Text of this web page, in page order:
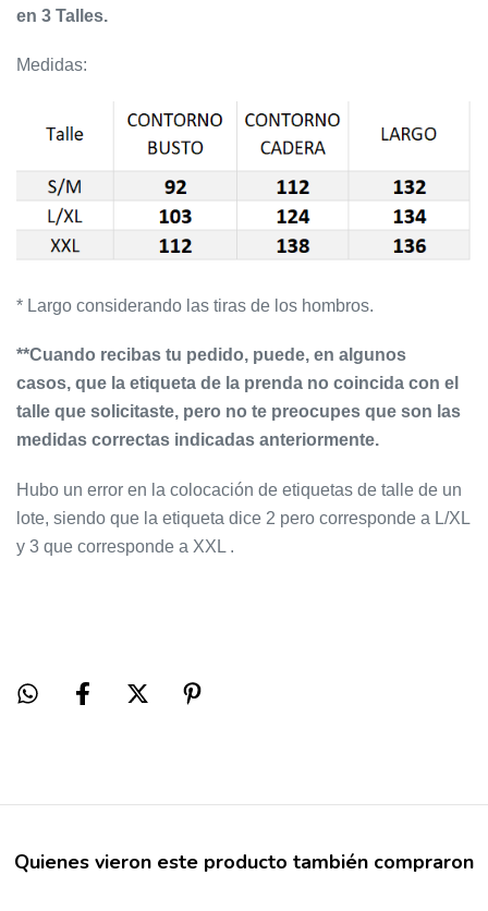
en 3 Talles.
Medidas:
* Largo considerando las tiras de los hombros.
**Cuando recibas tu pedido, puede, en algunos
casos, que la etiqueta de la prenda no coincida con el
talle que solicitaste, pero no te preocupes que son las
medidas correctas indicadas anteriormente.
Hubo un error en la colocación de etiquetas de talle de un
lote, siendo que la etiqueta dice 2 pero corresponde a L/XL
y 3 que corresponde a XXL .
Quienes vieron este producto también compraron